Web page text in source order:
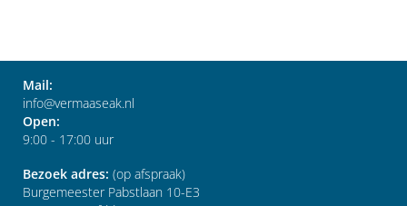
Mail:
info@vermaaseak.nl
Open:
9:00 - 17:00 uur
Bezoek adres: (op afspraak)
Burgemeester Pabstlaan 10-E3